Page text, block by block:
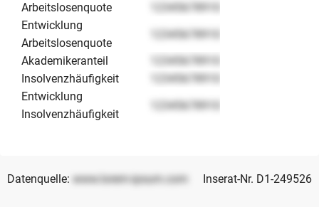
Arbeitslosenquote
12345678910
Entwicklung
Arbeitslosenquote
12345678910
Akademikeranteil
12345678910
Insolvenzhäufigkeit
12345678910
Entwicklung
Insolvenzhäufigkeit
12345678910
Datenquelle: www.lorem-ipsum.com Inserat-Nr. D1-249526